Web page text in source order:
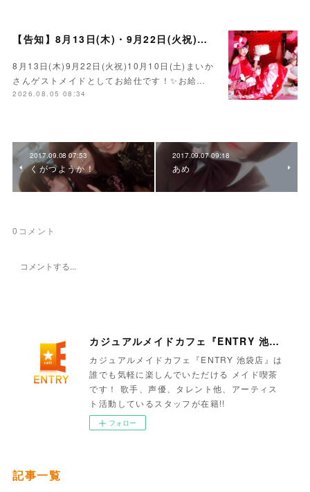
【告知】8月13日(木)・9月22日(火祝)・10月10日(土)ゲスト まいかさん🍓
8月13日(木)9月22日(火祝)10月10日(土)まいか
さんゲストメイドとしてお給仕です！✨お給…
2026.08.05 08:34
2017.09.08 07:53
くがつようか！
2017.09.07 09:18
あめ
0 コメント
カジュアルメイドカフェ『ENTRY 池袋店』
カジュアルメイドカフェ『ENTRY 池袋店』は
誰でも気軽に楽しんでいただける メイド喫茶
です！ 歌手、声優、タレント他、アーティス
ト活動しているスタッフが在籍!!
フォロー
記事一覧